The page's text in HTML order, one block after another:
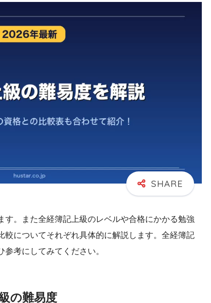
す。また全経簿記上級のレベルや合格にかかる勉強
較についてそれぞれ具体的に解説します。全経簿記
考にしてみてください。
の難易度